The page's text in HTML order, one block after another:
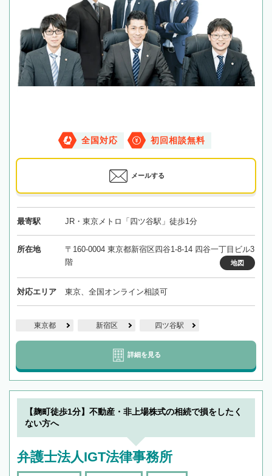
全国対応 初回相談無料
メールする
最寄駅 JR・東京メトロ「四ツ谷駅」徒歩1分
所在地
〒160-0004 東京都新宿区四谷1-8-14 四谷一丁目ビル3
階
地図
対応エリア 東京、全国オンライン相談可
東京都 新宿区 四ツ谷駅
詳細を見る
【麹町徒歩1分】不動産・非上場株式の相続で損をしたく
ない方へ
弁護士法人IGT法律事務所